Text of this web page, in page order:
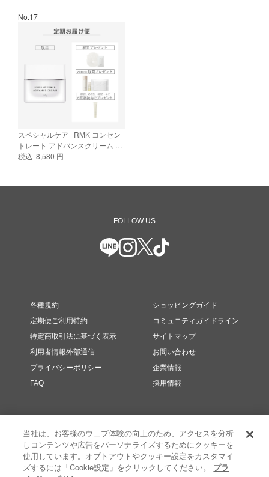
No.17
スペシャルケア | RMK コンセン
トレート アドバンスクリーム ＜
医薬部外品＞定期便
税込 8,580 円
FOLLOW US
各種規約
定期便ご利用特約
特定商取引法に基づく表示
利用者情報外部通信
プライバシーポリシー
FAQ
ショッピングガイド
コミュニティガイドライン
サイトマップ
お問い合わせ
企業情報
採用情報
当社は、お客様のウェブ体験の向上のため、アクセスを分析
しコンテンツや広告をパーソナライズするためにクッキーを
使用しています。オプトアウトやクッキー設定をカスタマイ
ズするには「Cookie設定」をクリックしてください。 プラ